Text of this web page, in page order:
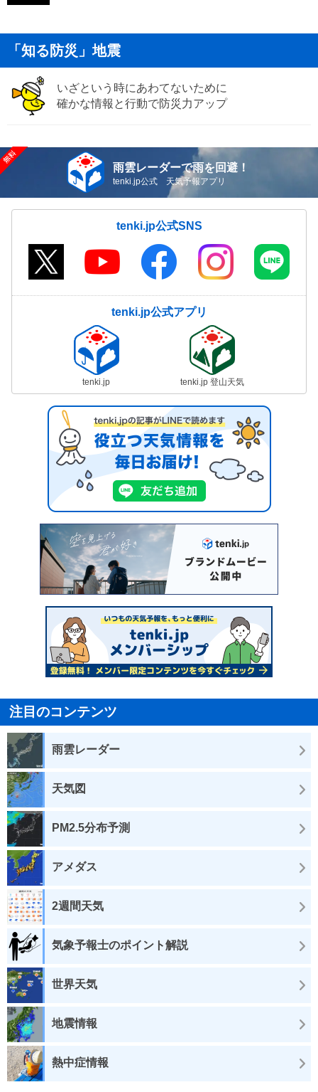
「知る防災」地震
いざという時にあわてないために
確かな情報と行動で防災力アップ
雨雲レーダーで雨を回避！
tenki.jp公式 天気予報アプリ
tenki.jp公式SNS
tenki.jp公式アプリ
tenki.jp tenki.jp 登山天気
注目のコンテンツ
雨雲レーダー
天気図
PM2.5分布予測
アメダス
2週間天気
気象予報士のポイント解説
世界天気
地震情報
熱中症情報